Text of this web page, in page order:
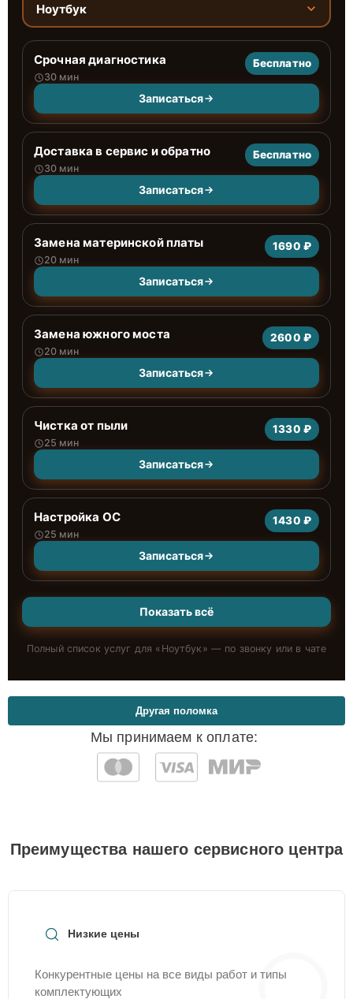
Ноутбук
Срочная диагностика
30 мин
Бесплатно
Записаться
Доставка в сервис и обратно
30 мин
Бесплатно
Записаться
Замена материнской платы
20 мин
1690 ₽
Записаться
Замена южного моста
20 мин
2600 ₽
Записаться
Чистка от пыли
25 мин
1330 ₽
Записаться
Настройка ОС
25 мин
1430 ₽
Записаться
Показать всё
Полный список услуг для « Ноутбук » — по звонку или в чате
Мы принимаем к оплате:
Другая поломка
Преимущества нашего сервисного центра
Низкие цены
Конкурентные цены на все виды работ и типы
комплектующих